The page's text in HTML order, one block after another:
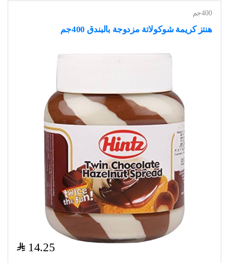
400جم
هنتز كريمة شوكولاتة مزدوجة بالبندق 400جم
14.25
$